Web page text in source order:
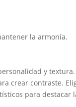
la armonía.
y textura.
crear contraste.
para destacar